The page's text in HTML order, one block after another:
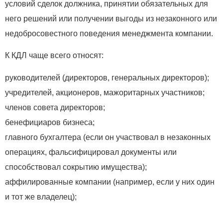
условий сделок должника, принятии обязательных для
него решений или получении выгоды из незаконного или
недобросовестного поведения менеджмента компании.
К КДЛ чаще всего относят:
руководителей (директоров, генеральных директоров);
учредителей, акционеров, мажоритарных участников;
членов совета директоров;
бенефициаров бизнеса;
главного бухгалтера (если он участвовал в незаконных
операциях, фальсифицировал документы или
способствовал сокрытию имущества);
аффилированные компании (например, если у них один
и тот же владелец);